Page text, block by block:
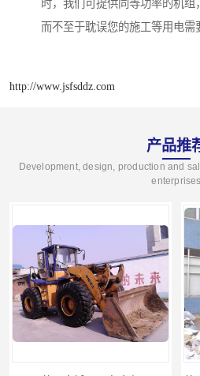
时，我们可提供同等功率的机组
而不至于耽误您的施工等用电需
http://www.jsfsddz.com
产品推
Development, design, production and
enterprises